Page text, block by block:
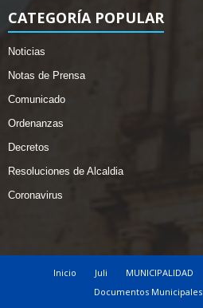
CATEGORÍA POPULAR
Noticias
Notas de Prensa
Comunicado
Ordenanzas
Decretos
Resoluciones de Alcaldia
Coronavirus
Inicio Juli MUNICIPALIDAD
Documentos Municipales